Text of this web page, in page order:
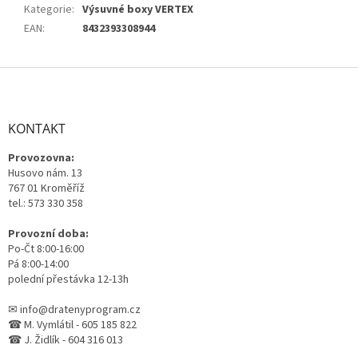
Kategorie: Výsuvné boxy VERTEX
EAN: 8432393308944
Z
KONTAKT
Provozovna:
Husovo nám. 13
767 01 Kroměříž
tel.: 573 330 358
Provozní doba:
Po-Čt 8:00-16:00
Pá 8:00-14:00
polední přestávka 12-13h
✉ info@dratenyprogram.cz
☎ M. Vymlátil - 605 185 822
☎ J. Židlík - 604 316 013